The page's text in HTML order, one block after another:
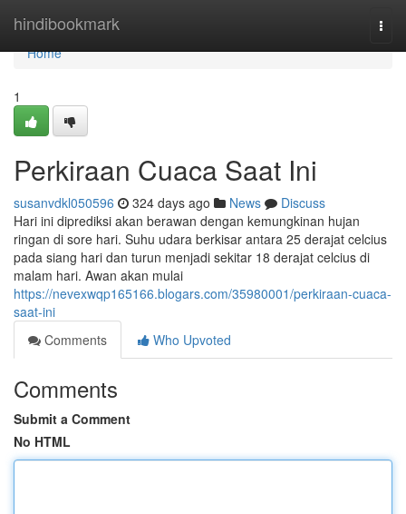
hindibookmark
Home
Home
1
Perkiraan Cuaca Saat Ini
susanvdkl050596 324 days ago News
Discuss
Hari ini diprediksi akan berawan dengan kemungkinan hujan
ringan di sore hari. Suhu udara berkisar antara 25 derajat celcius
pada siang hari dan turun menjadi sekitar 18 derajat celcius di
malam hari. Awan akan mulai
https://nevexwqp165166.blogars.com/35980001/perkiraan-cuaca-
saat-ini
Comments
Who Upvoted
Comments
Submit a Comment
No HTML